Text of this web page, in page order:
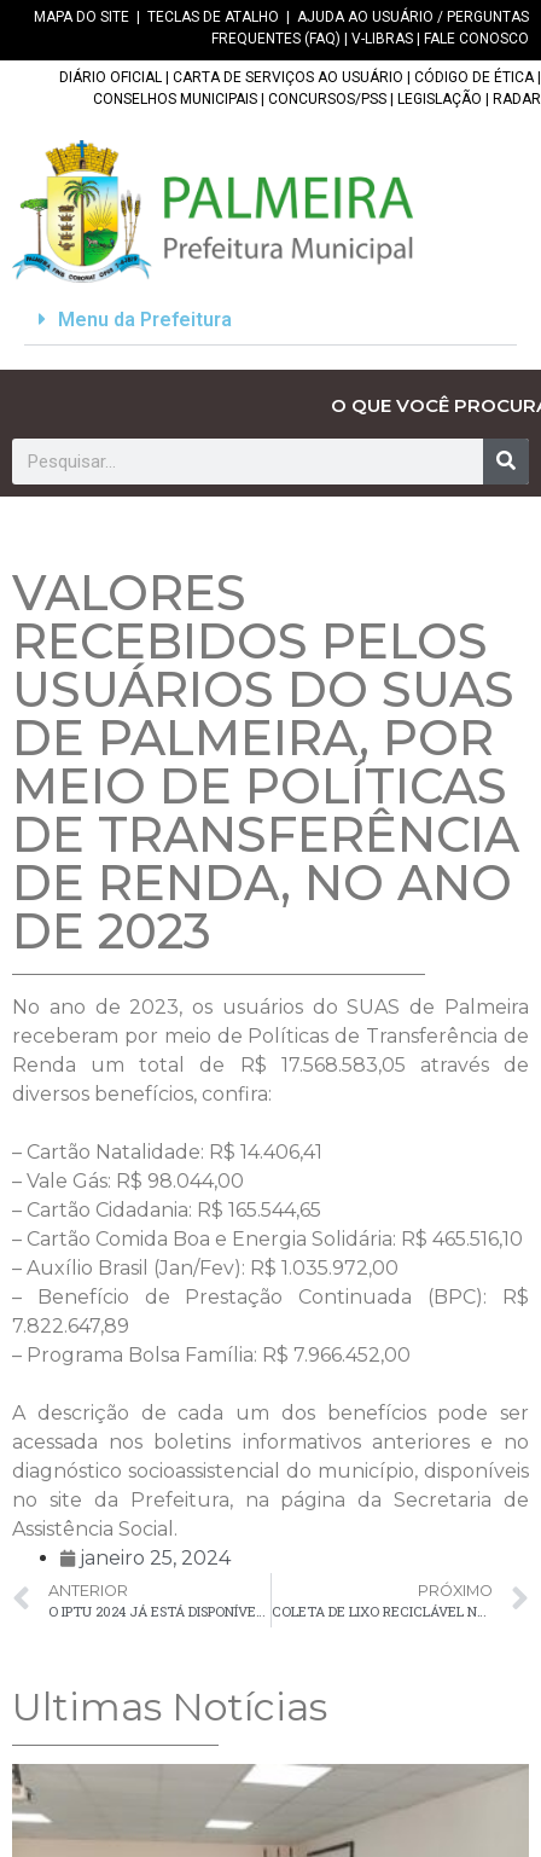
MAPA DO SITE TECLAS DE ATALHO
AJUDA AO USUÁRIO / PERGUNTAS
FREQUENTES (FAQ)
V-LIBRAS FALE CONOSCO
DIÁRIO OFICIAL CARTA DE SERVIÇOS AO USUÁRIO CÓDIGO DE ÉTICA|
CONSELHOS MUNICIPAIS
CONCURSOS/PSS LEGISLAÇÃO RADAR
Menu da Prefeitura
O QUE VOCÊ
VALORES
RECEBIDOS PELOS
USUÁRIOS DO SUAS
DE PALMEIRA, POR
MEIO DE POLÍTICAS
DE TRANSFERÊNCIA
DE RENDA, NO ANO
DE 2023
No ano de 2023, os usuários do SUAS de Palmeira
receberam por meio de Políticas de Transferência de
Renda um total de R$ 17.568.583,05 através de
diversos benefícios, confira:
– Cartão Natalidade: R$ 14.406,41
– Vale Gás: R$ 98.044,00
– Cartão Cidadania: R$ 165.544,65
– Cartão Comida Boa e Energia Solidária: R$ 465.516,10
– Auxílio Brasil (Jan/Fev): R$ 1.035.972,00
– Benefício de Prestação Continuada (BPC): R$
7.822.647,89
– Programa Bolsa Família: R$ 7.966.452,00
A descrição de cada um dos benefícios pode ser
acessada nos boletins informativos anteriores e no
diagnóstico socioassistencial do município, disponíveis
no site da Prefeitura, na página da Secretaria de
Assistência Social.
janeiro 25, 2024
ANTERIOR
PRÓXIMO
COLETA DE LIXO RECICLÁVEL NA ÁREA RURAL, PREVISTA PARA HOJE (25), FOI TRANSFERIDA PARA AMANHÃ (26)
Ultimas Notícias